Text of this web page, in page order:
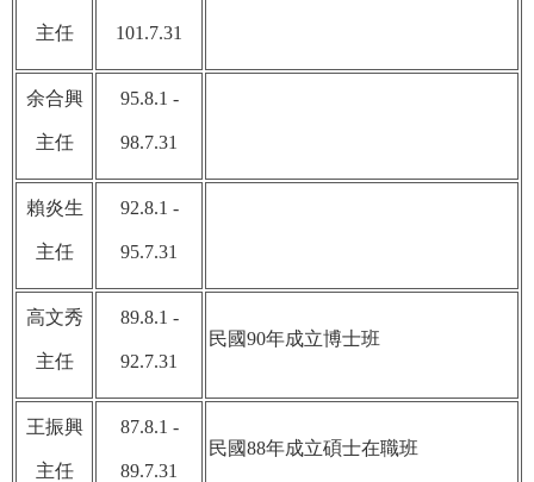
主任 101.7.31
余合興
主任
95.8.1 -
98.7.31
賴炎生
主任
92.8.1 -
95.7.31
高文秀
主任
89.8.1 -
92.7.31
民國90年成立博士班
王振興
主任
87.8.1 -
89.7.31
民國88年成立碩士在職班